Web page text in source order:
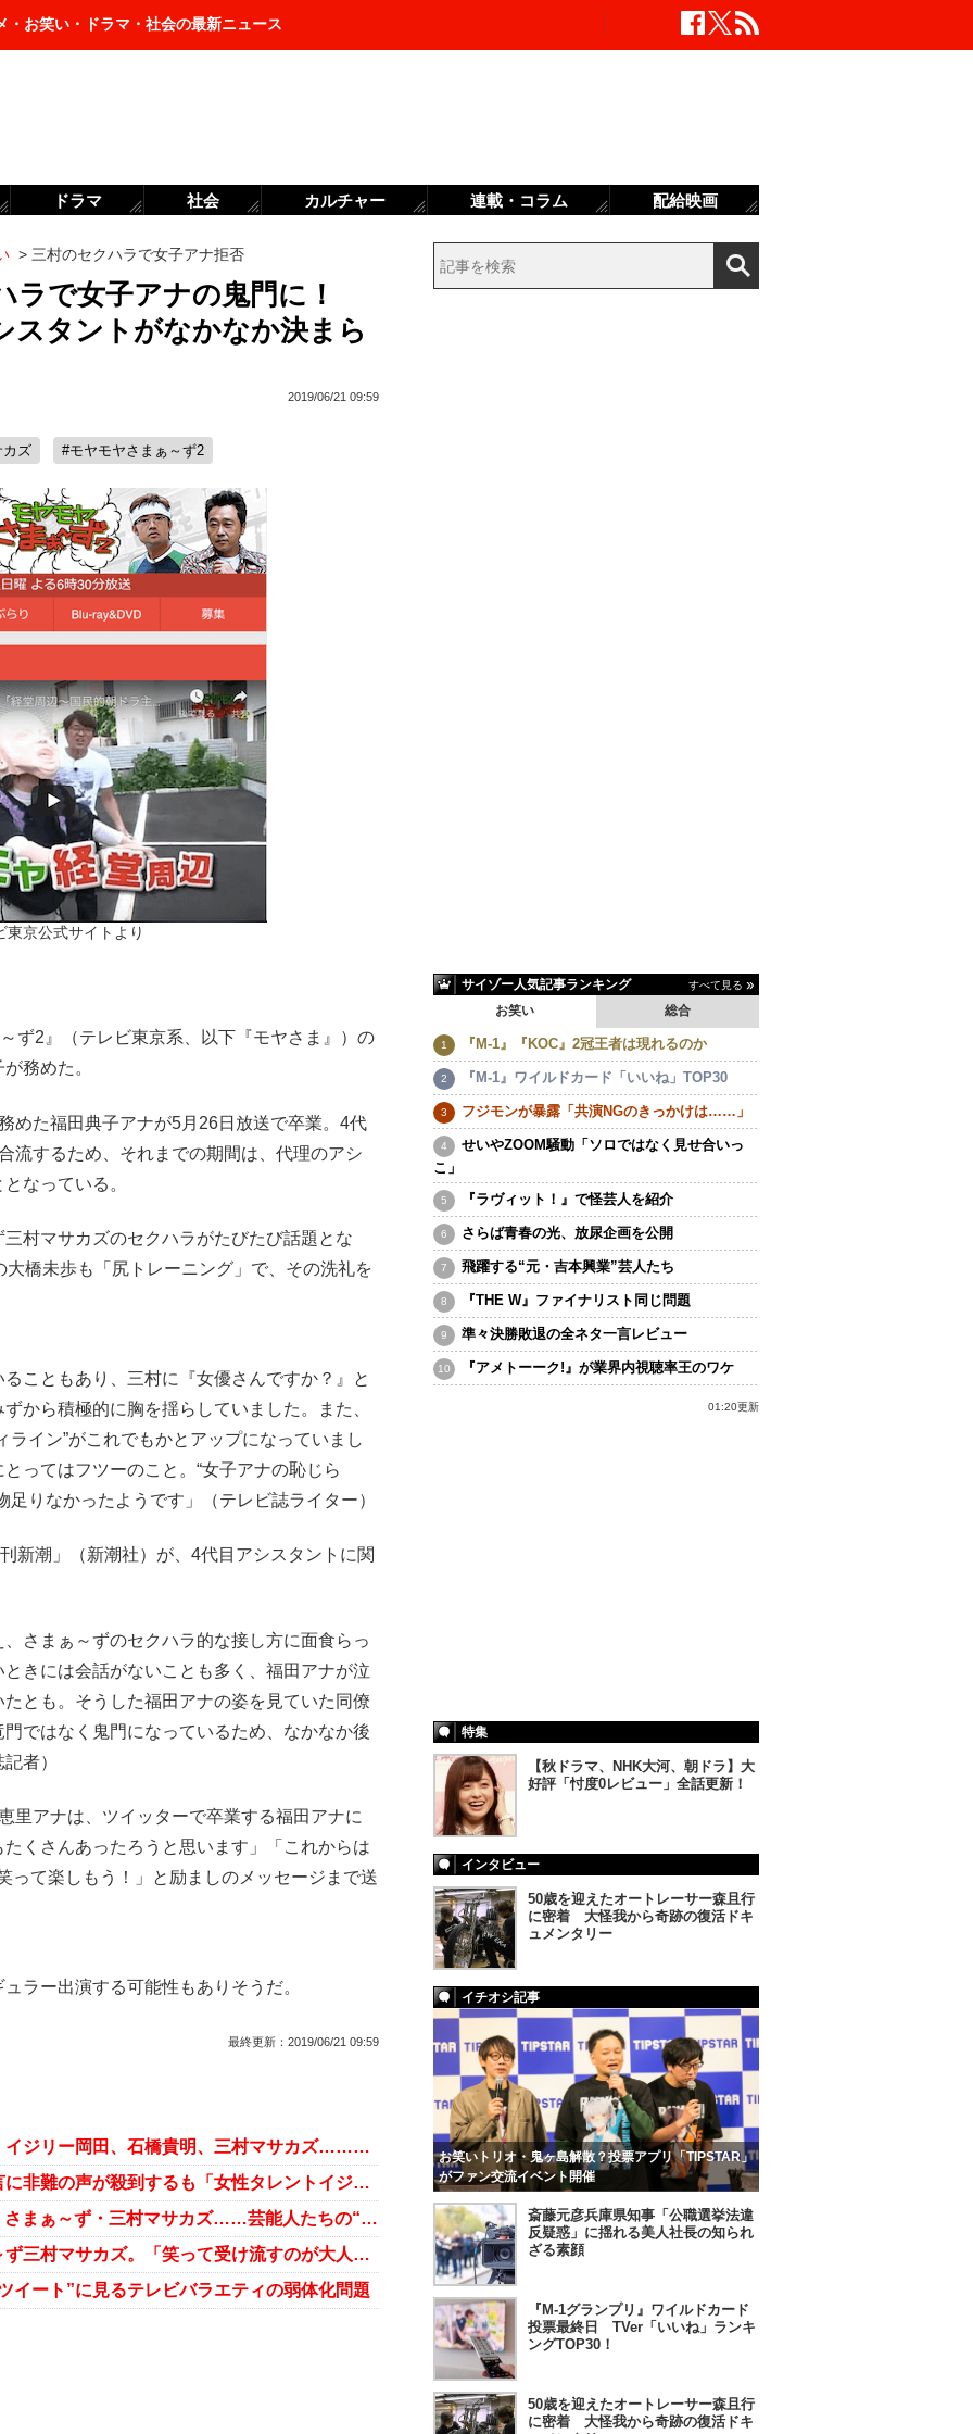
・お笑い・ドラマ・社会の最新ニュース
> 三村のセクハラで女子アナ拒否
で女子アナの鬼門に！
スタントがなかなか決まら
2019/06/21 09:59
カズ #モヤモヤさまぁ～ず2
東京公式サイトより
2』（テレビ東京系、以下『モヤさま』）の
務めた。
た福田典子アナが5月26日放送で卒業。4代
流するため、それまでの期間は、代理のアシ
なっている。
村マサカズのセクハラがたびたび話題とな
橋未歩も「尻トレーニング」で、その洗礼を
こともあり、三村に『女優さんですか？』と
から積極的に胸を揺らしていました。また、
ライン”がこれでもかとアップになっていまし
ってはフツーのこと。“女子アナの恥じら
りなかったようです」（テレビ誌ライター）
潮」（新潮社）が、4代目アシスタントに関
さまぁ～ずのセクハラ的な接し方に面食らっ
きには会話がないことも多く、福田アナが泣
とも。そうした福田アナの姿を見ていた同僚
ではなく鬼門になっているため、なかなか後
者）
アナは、ツイッターで卒業する福田アナに
くさんあったろうと思います」「これからは
って楽しもう！」と励ましのメッセージまで送
ー出演する可能性もありそうだ。
最終更新： 2019/06/21 09:59
セクハラ問題が芸能界にも波及！ イジリー岡田、石橋貴明、三村マサカズ……使いにくくなる芸人たち
三村マサカズ、“セクハラ反対”発言に非難の声が殺到するも「女性タレントイジり」を許されるワケ
小倉優子だけじゃない!? 阿部寛、さまぁ～ず・三村マサカズ……芸能人たちの“不動産売買”事情
意識低い系セクハラ芸人・さまぁ～ず三村マサカズ。「笑って受け流すのが大人の女」？
イート”に見るテレビバラエティの弱体化問題
サイゾー人気記事ランキング すべて見る
お笑い 総合
『M-1』『KOC』2冠王者は現れるのか
『M-1』ワイルドカード「いいね」TOP30
フジモンが暴露「共演NGのきっかけは……」
せいやZOOM騒動「ソロではなく見せ合いっ
こ」
『ラヴィット！』で怪芸人を紹介
さらば青春の光、放尿企画を公開
飛躍する“元・吉本興業”芸人たち
『THE W』ファイナリスト同じ問題
準々決勝敗退の全ネタ一言レビュー
『アメトーーク!』が業界内視聴率王のワケ
01:20更新
特集
【秋ドラマ、NHK大河、朝ドラ】大
好評「忖度0レビュー」全話更新！
インタビュー
50歳を迎えたオートレーサー森且行
に密着 大怪我から奇跡の復活ドキ
ュメンタリー
イチオシ記事
お笑いトリオ・鬼ヶ島解散？投票アプリ「TIPSTAR」
がファン交流イベント開催
斎藤元彦兵庫県知事「公職選挙法違
反疑惑」に揺れる美人社長の知られ
ざる素顔
『M-1グランプリ』ワイルドカード
投票最終日 TVer「いいね」ランキ
ングTOP30！
50歳を迎えたオートレーサー森且行
に密着 大怪我から奇跡の復活ドキ
ドラマ 社会 カルチャー 連載・コラム 配給映画